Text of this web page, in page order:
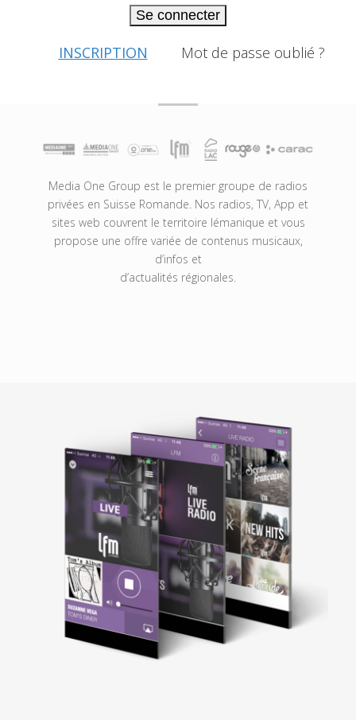
Se connecter
INSCRIPTION Mot de passe oublié ?
Media One Group est le premier groupe de radios
privées en Suisse Romande. Nos radios, TV, App et
sites web couvrent le territoire lémanique et vous
propose une offre variée de contenus musicaux,
d’infos et
d’actualités régionales.